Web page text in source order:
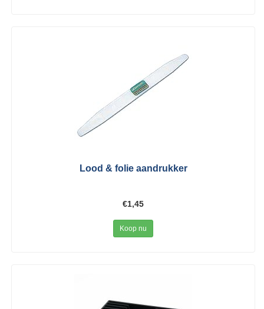
Lood & folie aandrukker
€1,45
Koop nu